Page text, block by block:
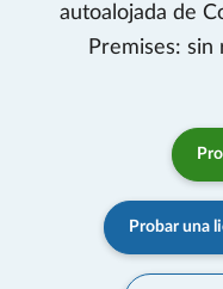
autoalojada de
Premises: sin
Probar una